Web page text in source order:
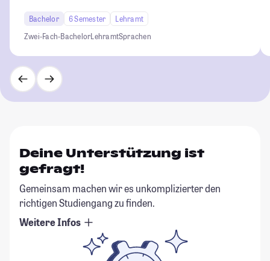
Bachelor 6 Semester
Lehramt
Zwei-Fach-BachelorLehramtSprachen
Deine Unterstützung ist
gefragt!
Gemeinsam machen wir es unkomplizierter den
richtigen Studiengang zu finden.
Weitere Infos